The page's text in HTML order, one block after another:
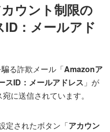
ウント制限の
：メールアド
る詐欺メール「Amazonア
スID：メールアドレス 」が
に送信されています。
定されたボタン「アカウン